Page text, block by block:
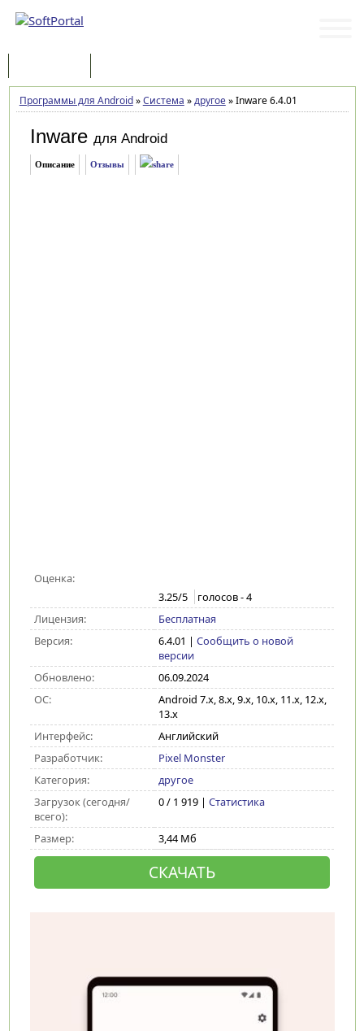
Программы для Android»Система »другое»Inware 6.4.01
Inware для Android
Описание Отзывы
Оценка:
3.25/5 голосов -4
Лицензия:
Бесплатная
Версия:
6.4.01 | Сообщить о новой
версии
Обновлено:
06.09.2024
ОС:
Android 7.x, 8.x, 9.x, 10.x, 11.x, 12.x,
13.x
Интерфейс:
Английский
Разработчик:
Pixel Monster
Категория:
другое
Загрузок (сегодня/
всего):
0 / 1 919 | Статистика
Размер: 3,44 Мб
СКАЧАТЬ